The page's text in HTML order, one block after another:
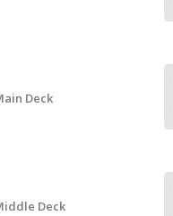
Deck
Deck